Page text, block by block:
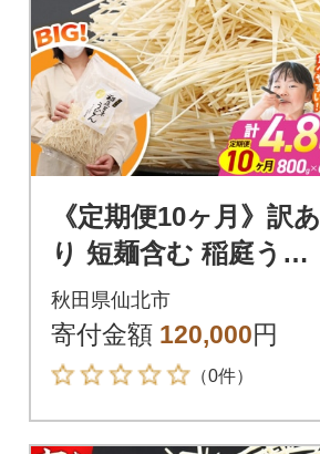
《定期便10ヶ月》訳あ
り 短麺含む 稲庭うど
ん 800g×6を10回|02_i
kd-110610
秋田県仙北市
寄付金額 120,000円
（0件）